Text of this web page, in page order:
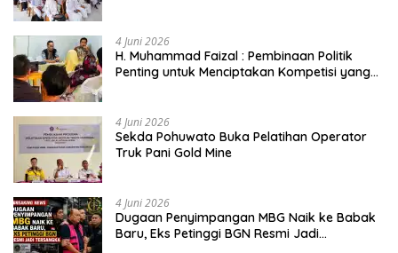
4 Juni 2026
H. Muhammad Faizal : Pembinaan Politik
Penting untuk Menciptakan Kompetisi yang
4 Juni 2026
Sekda Pohuwato Buka Pelatihan Operator
Truk Pani Gold Mine
4 Juni 2026
Dugaan Penyimpangan MBG Naik ke Babak
Baru, Eks Petinggi BGN Resmi Jadi